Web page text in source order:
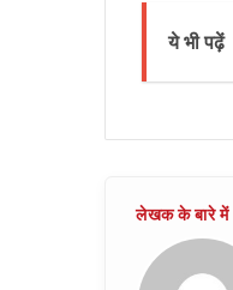
ये भी पढ़ें